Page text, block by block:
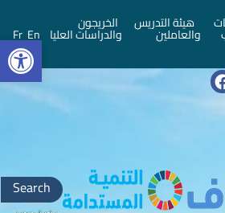
هيئة التدريس
والعاملين
الخريجون
والدراسات العليا En
Fr
Search
for: